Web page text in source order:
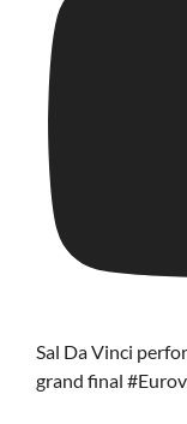
Sal Da Vinci
grand final